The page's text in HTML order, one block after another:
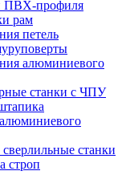
ПВХ-профиля
рам
петель
алюминиевого
станки с ЧПУ
станки
строп